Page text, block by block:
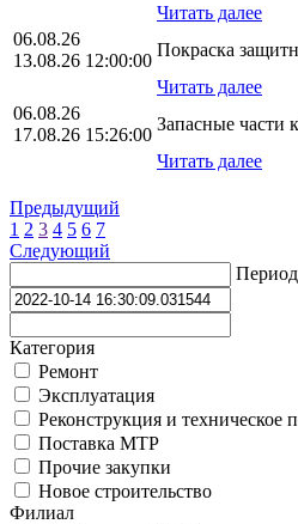
Читать далее
06.08.26
13.08.26 12:00:00
Покраска
Читать далее
06.08.26
17.08.26 15:26:00
Запасные
Читать далее
Предыдущий
1 2 3 4 5 6 7
Следующий
Период
Категория
Ремонт
Эксплуатация
Реконструкция и техническое
Поставка МТР
Прочие закупки
Новое строительство
Филиал